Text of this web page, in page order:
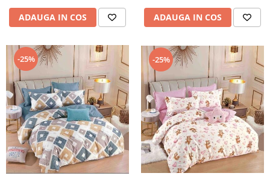
ADAUGA IN COS ADAUGA IN COS
-25% -25%